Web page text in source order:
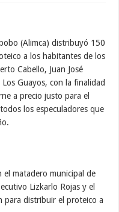
(Alimca) distribuyó 150
a los habitantes de los
Cabello, Juan José
Guayos, con la finalidad
a precio justo para el
los especuladores que
el matadero municipal de
Lizkarlo Rojas y el
para distribuir el proteico a